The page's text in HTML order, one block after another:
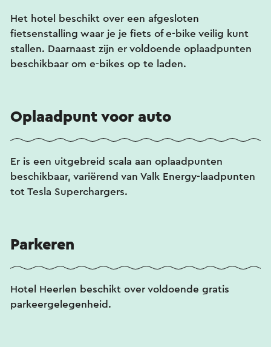
Het hotel beschikt over een afgesloten
fietsenstalling waar je je fiets of e-bike veilig kunt
stallen. Daarnaast zijn er voldoende oplaadpunten
beschikbaar om e-bikes op te laden.
Oplaadpunt voor auto
Er is een uitgebreid scala aan oplaadpunten
beschikbaar, variërend van Valk Energy-laadpunten
tot Tesla Superchargers.
Parkeren
Hotel Heerlen beschikt over voldoende gratis
parkeergelegenheid.